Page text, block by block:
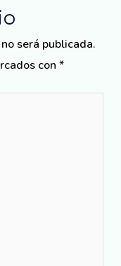
será publicada.
con*